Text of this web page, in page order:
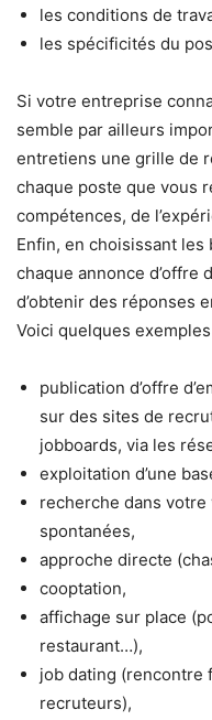
les conditions de
les spécificités du
Si votre entreprise
semble par ailleurs
entretiens une grille de
chaque poste que vous
compétences, de
Enfin, en choisissant
chaque annonce d’offre
d’obtenir des réponses
Voici quelques exemples
publication d’offre
sur des sites de
jobboards, via les
exploitation d’une
recherche dans
spontanées,
approche directe
cooptation,
affichage sur place
restaurant…),
job dating (rencontre
recruteurs),